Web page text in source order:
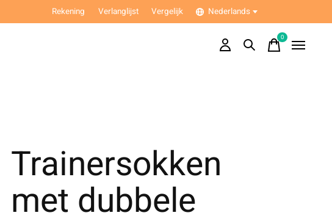
Rekening Verlanglijst Vergelijk Nederlands
0items
Trainersokken
met dubbele